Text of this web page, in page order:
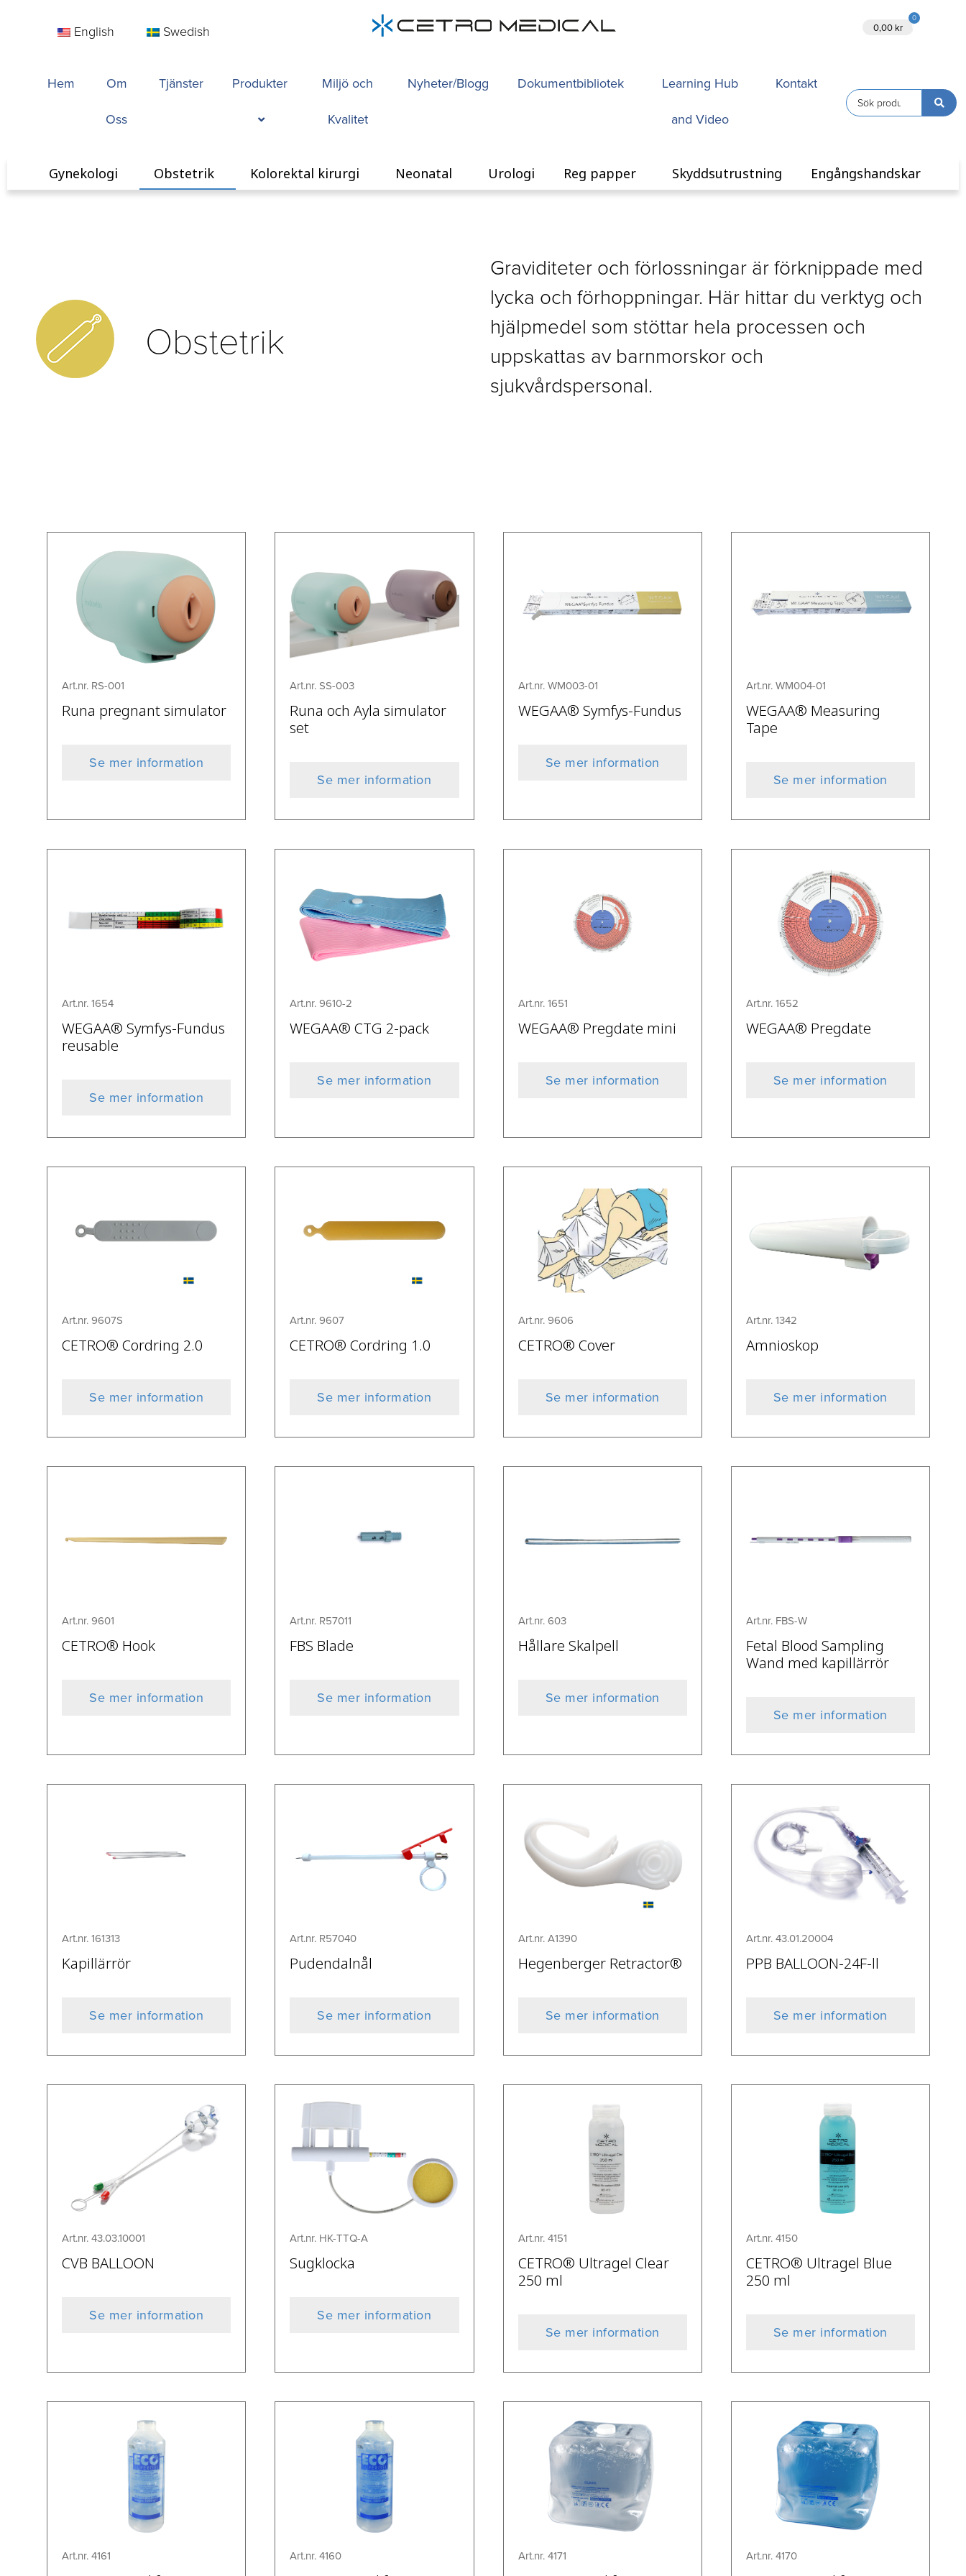
English Swedish 0,00 kr
0
Hem
Om
Oss
Tjänster Produkter
Miljö och
Kvalitet
Nyheter/Blogg Dokumentbibliotek
Learning Hub
and Video
Kontakt
Gynekologi Obstetrik Kolorektal kirurgi Neonatal Urologi Reg papper Skyddsutrustning Engångshandskar
Obstetrik
Graviditeter och förlossningar är förknippade med
lycka och förhoppningar. Här hittar du verktyg och
hjälpmedel som stöttar hela processen och
uppskattas av barnmorskor och
sjukvårdspersonal.
Art.nr. RS-001
Runa pregnant simulator
Se mer information
Art.nr. SS-003
Runa och Ayla simulator
set
Se mer information
Art.nr. WM003-01
WEGAA® Symfys-Fundus
Se mer information
Art.nr. WM004-01
WEGAA® Measuring
Tape
Se mer information
Art.nr. 1654
WEGAA® Symfys-Fundus
reusable
Se mer information
Art.nr. 9610-2
WEGAA® CTG 2-pack
Se mer information
Art.nr. 1651
WEGAA® Pregdate mini
Se mer information
Art.nr. 1652
WEGAA® Pregdate
Se mer information
Art.nr. 9607S
CETRO® Cordring 2.0
Se mer information
Art.nr. 9607
CETRO® Cordring 1.0
Se mer information
Art.nr. 9606
CETRO® Cover
Se mer information
Art.nr. 1342
Amnioskop
Se mer information
Art.nr. 9601
CETRO® Hook
Se mer information
Art.nr. R57011
FBS Blade
Se mer information
Art.nr. 603
Hållare Skalpell
Se mer information
Art.nr. FBS-W
Fetal Blood Sampling
Wand med kapillärrör
Se mer information
Art.nr. 161313
Kapillärrör
Se mer information
Art.nr. R57040
Pudendalnål
Se mer information
Art.nr. A1390
Hegenberger Retractor®
Se mer information
Art.nr. 43.01.20004
PPB BALLOON-24F-ll
Se mer information
Art.nr. 43.03.10001
CVB BALLOON
Se mer information
Art.nr. HK-TTQ-A
Sugklocka
Se mer information
Art.nr. 4151
CETRO® Ultragel Clear
250 ml
Se mer information
Art.nr. 4150
CETRO® Ultragel Blue
250 ml
Se mer information
Art.nr. 4161 Art.nr. 4160 Art.nr. 4171 Art.nr. 4170